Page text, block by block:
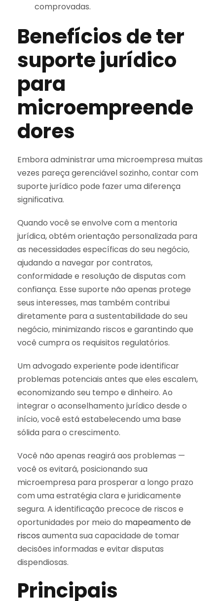
comprovadas.
Benefícios de ter
suporte jurídico
para
microempreende
dores
Embora administrar uma microempresa muitas
vezes pareça gerenciável sozinho, contar com
suporte jurídico pode fazer uma diferença
significativa.
Quando você se envolve com a mentoria
jurídica, obtém orientação personalizada para
as necessidades específicas do seu negócio,
ajudando a navegar por contratos,
conformidade e resolução de disputas com
confiança. Esse suporte não apenas protege
seus interesses, mas também contribui
diretamente para a sustentabilidade do seu
negócio, minimizando riscos e garantindo que
você cumpra os requisitos regulatórios.
Um advogado experiente pode identificar
problemas potenciais antes que eles escalem,
economizando seu tempo e dinheiro. Ao
integrar o aconselhamento jurídico desde o
início, você está estabelecendo uma base
sólida para o crescimento.
Você não apenas reagirá aos problemas —
você os evitará, posicionando sua
microempresa para prosperar a longo prazo
com uma estratégia clara e juridicamente
segura. A identificação precoce de riscos e
oportunidades por meio do mapeamento de
riscos aumenta sua capacidade de tomar
decisões informadas e evitar disputas
dispendiosas.
Principais